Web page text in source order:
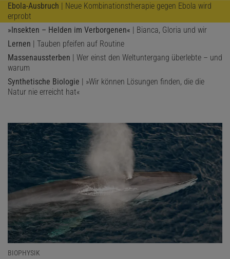
Ebola-Ausbruch | Neue Kombinationstherapie gegen Ebola wird
erprobt
»Insekten – Helden im Verborgenen« | Bianca, Gloria und wir
Lernen | Tauben pfeifen auf Routine
Massenaussterben | Wer einst den Weltuntergang überlebte – und
warum
Synthetische Biologie | »Wir können Lösungen finden, die die
Natur nie erreicht hat«
BIOPHYSIK